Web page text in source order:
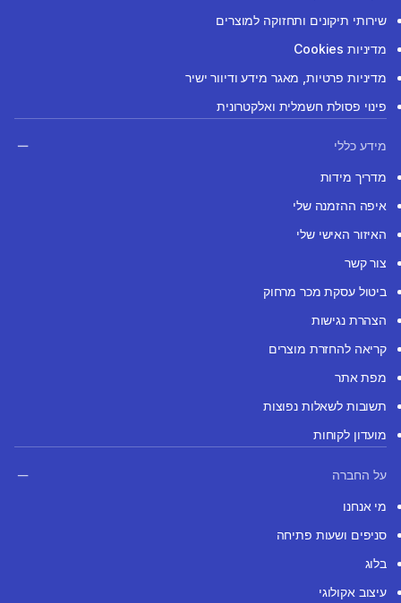
שירותי תיקונים ותחזוקה למוצרים
מדיניות Cookies
מדיניות פרטיות, מאגר מידע ודיוור ישיר
פינוי פסולת חשמלית ואלקטרונית
מידע כללי
מדריך מידות
איפה ההזמנה שלי
האיזור האישי שלי
צור קשר
ביטול עסקת מכר מרחוק
הצהרת נגישות
קריאה להחזרת מוצרים
מפת אתר
תשובות לשאלות נפוצות
מועדון לקוחות
על החברה
מי אנחנו
סניפים ושעות פתיחה
בלוג
עיצוב אקולוגי